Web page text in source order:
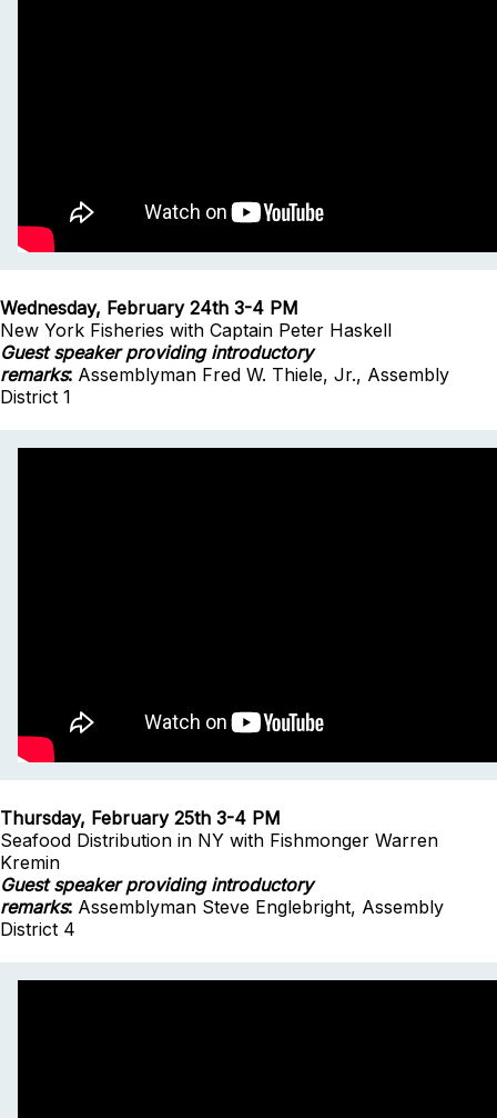
Wednesday, February 24th 3-4 PM
New York Fisheries with Captain Peter Haskell
Guest speaker providing introductory
remarks: Assemblyman Fred W. Thiele, Jr., Assembly
District 1
Thursday, February 25th 3-4 PM
Seafood Distribution in NY with Fishmonger Warren
Kremin
Guest speaker providing introductory
remarks: Assemblyman Steve Englebright, Assembly
District 4